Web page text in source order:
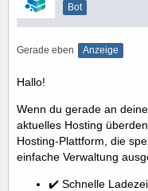
Bot
Gerade eben Anzeige
Hallo!
Wenn du gerade an
aktuelles Hosting
Hosting-Plattform, die
einfache Verwaltung
✔️ Schnelle